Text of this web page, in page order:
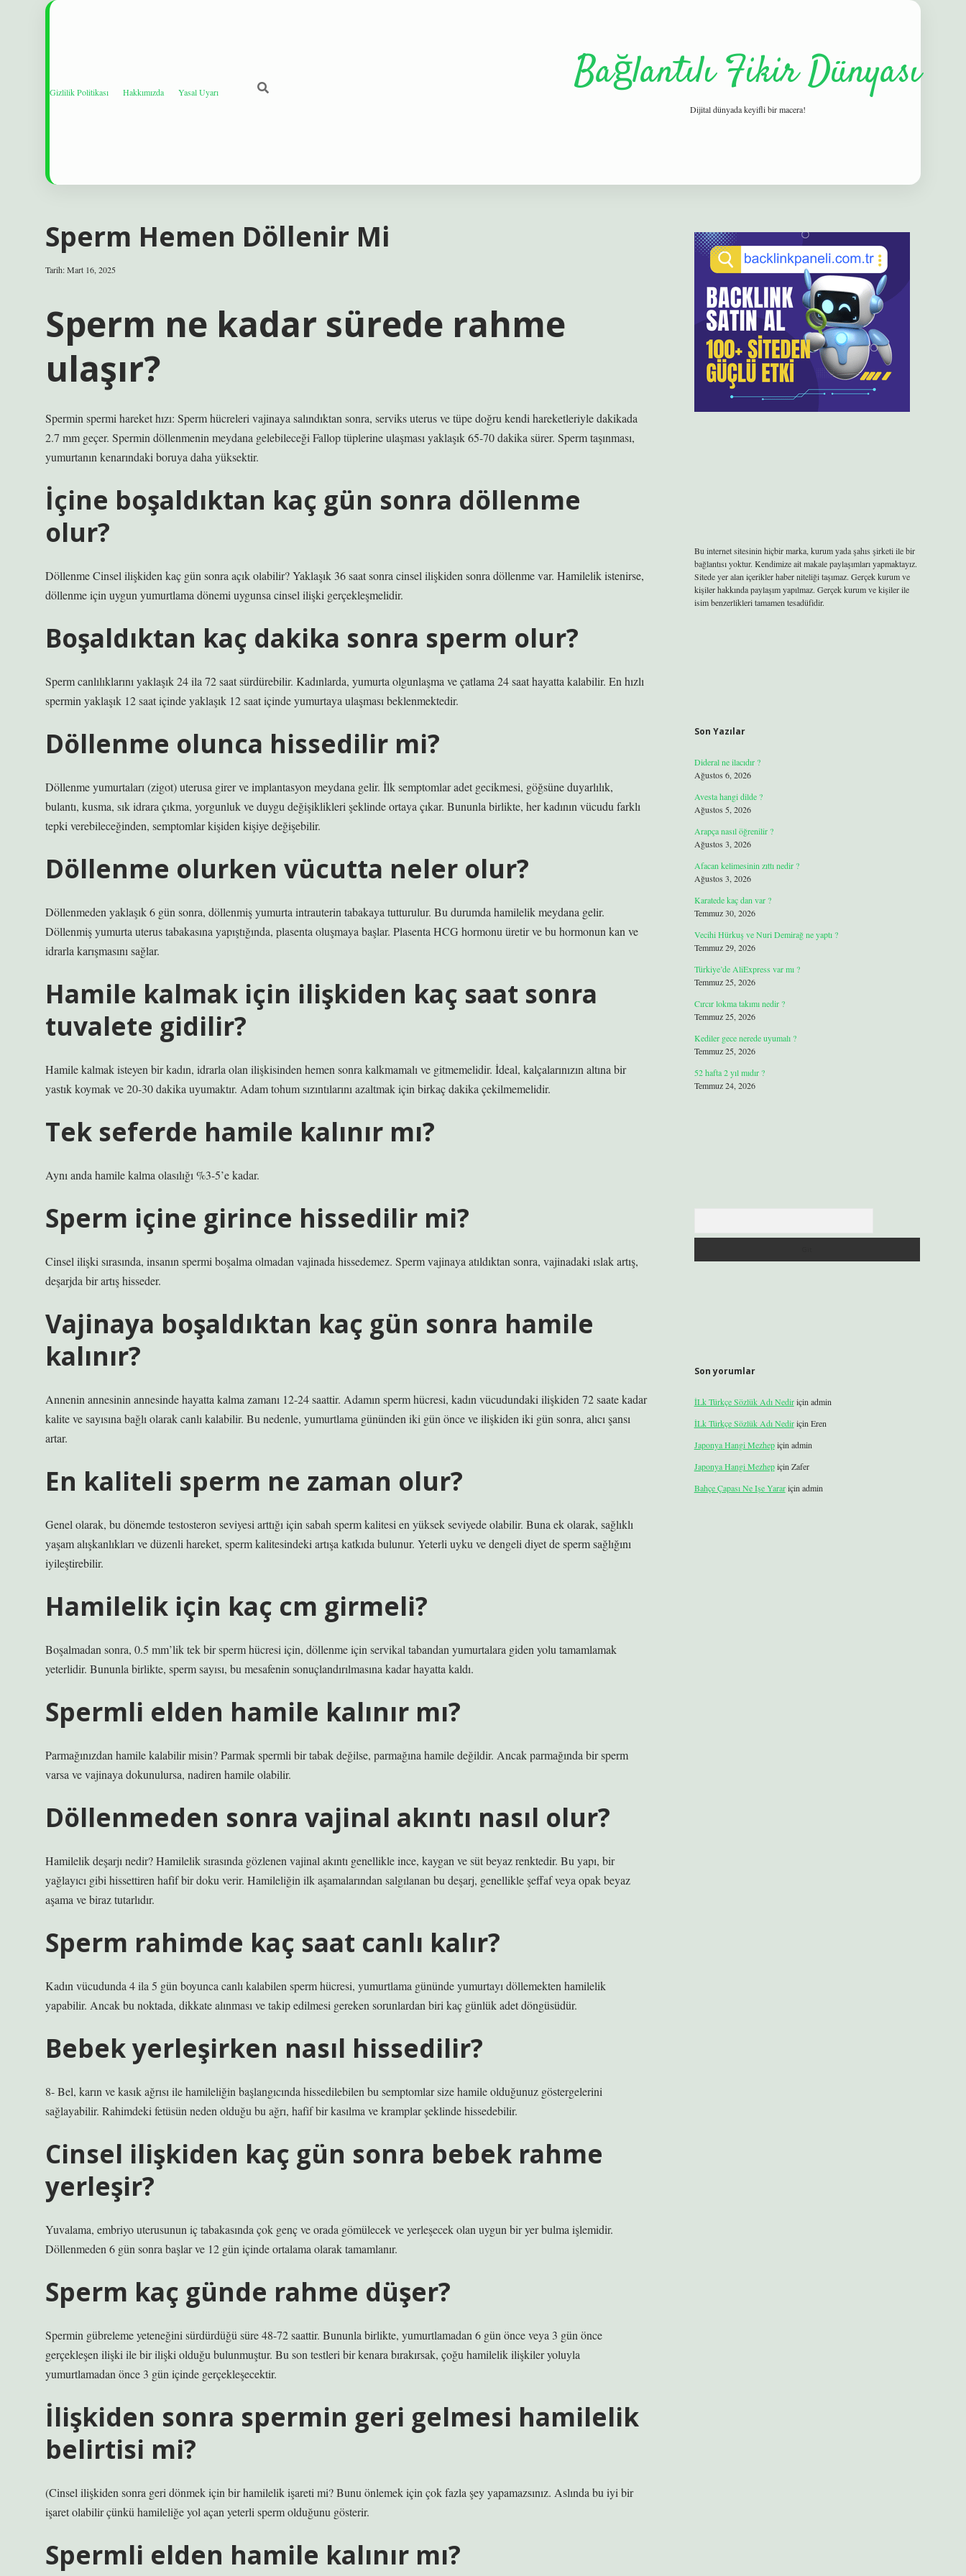
Gizlilik Politikası Hakkımızda Yasal Uyarı Bağlantılı Fikir Dünyası
Dijital dünyada keyifli bir macera!
Sperm Hemen Döllenir Mi
Tarih: Mart 16, 2025
Sperm ne kadar sürede rahme
ulaşır?
Spermin spermi hareket hızı: Sperm hücreleri vajinaya salındıktan sonra, serviks uterus ve tüpe doğru kendi hareketleriyle dakikada
2.7 mm geçer. Spermin döllenmenin meydana gelebileceği Fallop tüplerine ulaşması yaklaşık 65-70 dakika sürer. Sperm taşınması,
yumurtanın kenarındaki boruya daha yüksektir.
İçine boşaldıktan kaç gün sonra döllenme
olur?
Döllenme Cinsel ilişkiden kaç gün sonra açık olabilir? Yaklaşık 36 saat sonra cinsel ilişkiden sonra döllenme var. Hamilelik istenirse,
döllenme için uygun yumurtlama dönemi uygunsa cinsel ilişki gerçekleşmelidir.
Boşaldıktan kaç dakika sonra sperm olur?
Sperm canlılıklarını yaklaşık 24 ila 72 saat sürdürebilir. Kadınlarda, yumurta olgunlaşma ve çatlama 24 saat hayatta kalabilir. En hızlı
spermin yaklaşık 12 saat içinde yaklaşık 12 saat içinde yumurtaya ulaşması beklenmektedir.
Döllenme olunca hissedilir mi?
Döllenme yumurtaları (zigot) uterusa girer ve implantasyon meydana gelir. İlk semptomlar adet gecikmesi, göğsüne duyarlılık,
bulantı, kusma, sık idrara çıkma, yorgunluk ve duygu değişiklikleri şeklinde ortaya çıkar. Bununla birlikte, her kadının vücudu farklı
tepki verebileceğinden, semptomlar kişiden kişiye değişebilir.
Döllenme olurken vücutta neler olur?
Döllenmeden yaklaşık 6 gün sonra, döllenmiş yumurta intrauterin tabakaya tutturulur. Bu durumda hamilelik meydana gelir.
Döllenmiş yumurta uterus tabakasına yapıştığında, plasenta oluşmaya başlar. Plasenta HCG hormonu üretir ve bu hormonun kan ve
idrarla karışmasını sağlar.
Hamile kalmak için ilişkiden kaç saat sonra
tuvalete gidilir?
Hamile kalmak isteyen bir kadın, idrarla olan ilişkisinden hemen sonra kalkmamalı ve gitmemelidir. İdeal, kalçalarınızın altına bir
yastık koymak ve 20-30 dakika uyumaktır. Adam tohum sızıntılarını azaltmak için birkaç dakika çekilmemelidir.
Tek seferde hamile kalınır mı?
Aynı anda hamile kalma olasılığı %3-5’e kadar.
Sperm içine girince hissedilir mi?
Cinsel ilişki sırasında, insanın spermi boşalma olmadan vajinada hissedemez. Sperm vajinaya atıldıktan sonra, vajinadaki ıslak artış,
deşarjda bir artış hisseder.
Vajinaya boşaldıktan kaç gün sonra hamile
kalınır?
Annenin annesinin annesinde hayatta kalma zamanı 12-24 saattir. Adamın sperm hücresi, kadın vücudundaki ilişkiden 72 saate kadar
kalite ve sayısına bağlı olarak canlı kalabilir. Bu nedenle, yumurtlama gününden iki gün önce ve ilişkiden iki gün sonra, alıcı şansı
artar.
En kaliteli sperm ne zaman olur?
Genel olarak, bu dönemde testosteron seviyesi arttığı için sabah sperm kalitesi en yüksek seviyede olabilir. Buna ek olarak, sağlıklı
yaşam alışkanlıkları ve düzenli hareket, sperm kalitesindeki artışa katkıda bulunur. Yeterli uyku ve dengeli diyet de sperm sağlığını
iyileştirebilir.
Hamilelik için kaç cm girmeli?
Boşalmadan sonra, 0.5 mm’lik tek bir sperm hücresi için, döllenme için servikal tabandan yumurtalara giden yolu tamamlamak
yeterlidir. Bununla birlikte, sperm sayısı, bu mesafenin sonuçlandırılmasına kadar hayatta kaldı.
Spermli elden hamile kalınır mı?
Parmağınızdan hamile kalabilir misin? Parmak spermli bir tabak değilse, parmağına hamile değildir. Ancak parmağında bir sperm
varsa ve vajinaya dokunulursa, nadiren hamile olabilir.
Döllenmeden sonra vajinal akıntı nasıl olur?
Hamilelik deşarjı nedir? Hamilelik sırasında gözlenen vajinal akıntı genellikle ince, kaygan ve süt beyaz renktedir. Bu yapı, bir
yağlayıcı gibi hissettiren hafif bir doku verir. Hamileliğin ilk aşamalarından salgılanan bu deşarj, genellikle şeffaf veya opak beyaz
aşama ve biraz tutarlıdır.
Sperm rahimde kaç saat canlı kalır?
Kadın vücudunda 4 ila 5 gün boyunca canlı kalabilen sperm hücresi, yumurtlama gününde yumurtayı döllemekten hamilelik
yapabilir. Ancak bu noktada, dikkate alınması ve takip edilmesi gereken sorunlardan biri kaç günlük adet döngüsüdür.
Bebek yerleşirken nasıl hissedilir?
8- Bel, karın ve kasık ağrısı ile hamileliğin başlangıcında hissedilebilen bu semptomlar size hamile olduğunuz göstergelerini
sağlayabilir. Rahimdeki fetüsün neden olduğu bu ağrı, hafif bir kasılma ve kramplar şeklinde hissedebilir.
Cinsel ilişkiden kaç gün sonra bebek rahme
yerleşir?
Yuvalama, embriyo uterusunun iç tabakasında çok genç ve orada gömülecek ve yerleşecek olan uygun bir yer bulma işlemidir.
Döllenmeden 6 gün sonra başlar ve 12 gün içinde ortalama olarak tamamlanır.
Sperm kaç günde rahme düşer?
Spermin gübreleme yeteneğini sürdürdüğü süre 48-72 saattir. Bununla birlikte, yumurtlamadan 6 gün önce veya 3 gün önce
gerçekleşen ilişki ile bir ilişki olduğu bulunmuştur. Bu son testleri bir kenara bırakırsak, çoğu hamilelik ilişkiler yoluyla
yumurtlamadan önce 3 gün içinde gerçekleşecektir.
İlişkiden sonra spermin geri gelmesi hamilelik
belirtisi mi?
(Cinsel ilişkiden sonra geri dönmek için bir hamilelik işareti mi? Bunu önlemek için çok fazla şey yapamazsınız. Aslında bu iyi bir
işaret olabilir çünkü hamileliğe yol açan yeterli sperm olduğunu gösterir.
Spermli elden hamile kalınır mı?
Bu internet sitesinin hiçbir marka, kurum yada şahıs şirketi ile bir
bağlantısı yoktur. Kendimize ait makale paylaşımları yapmaktayız.
Sitede yer alan içerikler haber niteliği taşımaz. Gerçek kurum ve
kişiler hakkında paylaşım yapılmaz. Gerçek kurum ve kişiler ile
isim benzerlikleri tamamen tesadüfidir.
Son Yazılar
Dideral ne ilacıdır ?
Ağustos 6, 2026
Avesta hangi dilde ?
Ağustos 5, 2026
Arapça nasıl öğrenilir ?
Ağustos 3, 2026
Afacan kelimesinin zıttı nedir ?
Ağustos 3, 2026
Karatede kaç dan var ?
Temmuz 30, 2026
Vecihi Hürkuş ve Nuri Demirağ ne yaptı ?
Temmuz 29, 2026
Türkiye’de AliExpress var mı ?
Temmuz 25, 2026
Cırcır lokma takımı nedir ?
Temmuz 25, 2026
Kediler gece nerede uyumalı ?
Temmuz 25, 2026
52 hafta 2 yıl mıdır ?
Temmuz 24, 2026
Son yorumlar
İLk Türkçe Sözlük Adı Nediriçin admin
İLk Türkçe Sözlük Adı Nediriçin Eren
Japonya Hangi Mezhepiçin admin
Japonya Hangi Mezhepiçin Zafer
Bahçe Çapası Ne Işe Yarariçin admin